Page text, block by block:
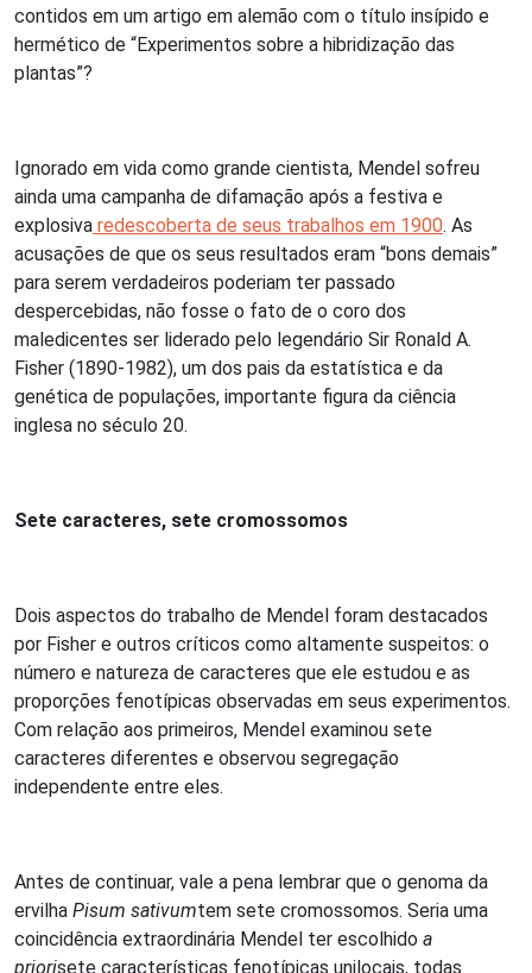
contidos em um artigo em alemão com o título insípido e
hermético de “Experimentos sobre a hibridização das
plantas”?
Ignorado em vida como grande cientista, Mendel sofreu
ainda uma campanha de difamação após a festiva e
explosiva redescoberta de seus trabalhos em 1900. As
acusações de que os seus resultados eram “bons demais”
para serem verdadeiros poderiam ter passado
despercebidas, não fosse o fato de o coro dos
maledicentes ser liderado pelo legendário Sir Ronald A.
Fisher (1890-1982), um dos pais da estatística e da
genética de populações, importante figura da ciência
inglesa no século 20.
Sete caracteres, sete cromossomos
Dois aspectos do trabalho de Mendel foram destacados
por Fisher e outros críticos como altamente suspeitos: o
número e natureza de caracteres que ele estudou e as
proporções fenotípicas observadas em seus experimentos.
Com relação aos primeiros, Mendel examinou sete
caracteres diferentes e observou segregação
independente entre eles.
Antes de continuar, vale a pena lembrar que o genoma da
ervilha Pisum sativumtem sete cromossomos. Seria uma
coincidência extraordinária Mendel ter escolhido a
priorisete características fenotípicas unilocais, todas